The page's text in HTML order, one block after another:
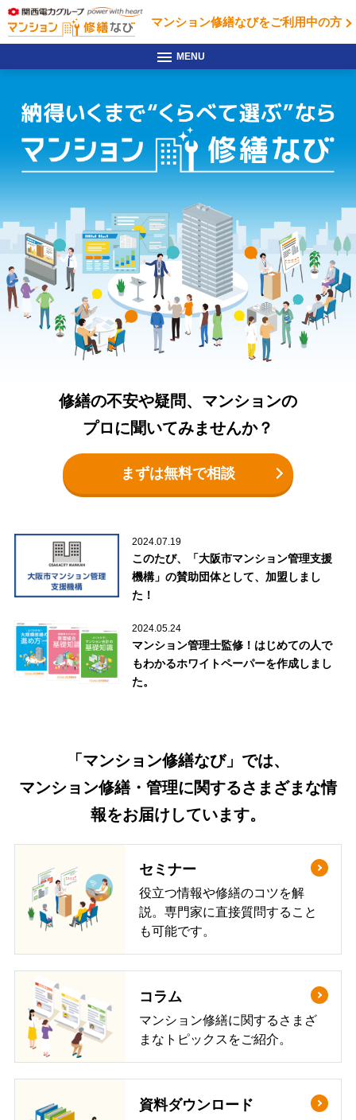
マンション修繕なびをご利用中の方
修繕の不安や疑問、マンションの
プロに聞いてみませんか？
まずは無料で相談
2024.07.19
このたび、「大阪市マンション管理支援
機構」の賛助団体として、加盟しまし
た！
2024.05.24
マンション管理士監修！はじめての人で
もわかるホワイトペーパーを作成しまし
た。
「マンション修繕なび」では、
マンション修繕・管理に関するさまざまな情
報をお届けしています。
セミナー
役立つ情報や修繕のコツを解
説。専門家に直接質問すること
も可能です。
コラム
マンション修繕に関するさまざ
まなトピックスをご紹介。
資料ダウンロード